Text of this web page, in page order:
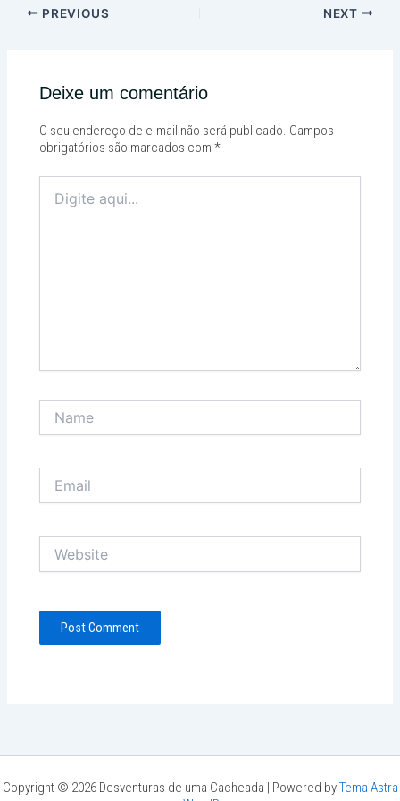
PREVIOUS NEXT
Deixe um comentário
O seu endereço de e-mail não será publicado. Campos
obrigatórios são marcados com*
aqui...
Copyright © 2026 Desventuras de uma Cacheada | Powered byTema Astra